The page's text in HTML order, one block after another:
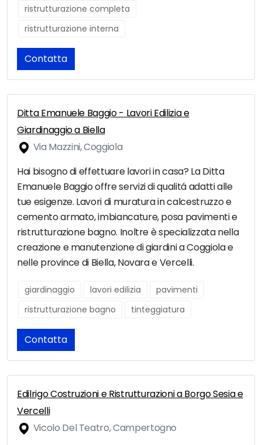
ristrutturazione completa
ristrutturazione interna
Contatta
Ditta Emanuele Baggio - Lavori Edilizia e
Giardinaggio a Biella
Via Mazzini, Coggiola
Hai bisogno di effettuare lavori in casa? La Ditta
Emanuele Baggio offre servizi di qualitá adatti alle
tue esigenze. Lavori di muratura in calcestruzzo e
cemento armato, imbiancature, posa pavimenti e
ristrutturazione bagno. Inoltre è specializzata nella
creazione e manutenzione di giardini a Coggiola e
nelle province di Biella, Novara e Vercelli.
giardinaggio lavori edilizia
pavimenti
ristrutturazione bagno
tinteggiatura
Contatta
Edilrigo Costruzioni e Ristrutturazioni a Borgo Sesia e
Vercelli
Vicolo Del Teatro, Campertogno